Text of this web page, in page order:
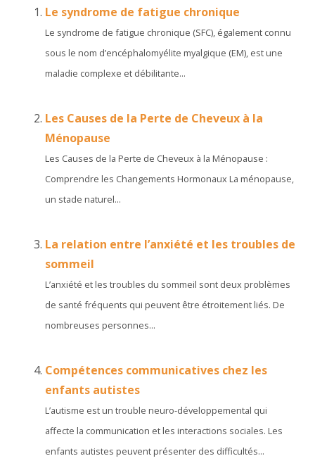
Le syndrome de fatigue chronique
Le syndrome de fatigue chronique (SFC), également connu
sous le nom d’encéphalomyélite myalgique (EM), est une
maladie complexe et débilitante...
Les Causes de la Perte de Cheveux à la
Ménopause
Les Causes de la Perte de Cheveux à la Ménopause :
Comprendre les Changements Hormonaux La ménopause,
un stade naturel...
La relation entre l’anxiété et les troubles de
sommeil
L’anxiété et les troubles du sommeil sont deux problèmes
de santé fréquents qui peuvent être étroitement liés. De
nombreuses personnes...
Compétences communicatives chez les
enfants autistes
L’autisme est un trouble neuro-développemental qui
affecte la communication et les interactions sociales. Les
enfants autistes peuvent présenter des difficultés...